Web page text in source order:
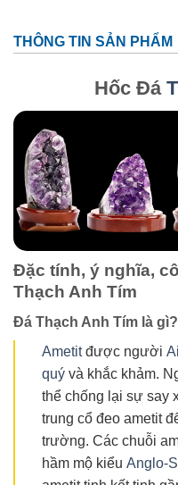
THÔNG TIN SẢN PHẨM
Hốc Đá
Đặc tính, ý nghĩa,
Thạch Anh Tím
Đá Thạch Anh Tím là gì?
Ametitđược người
quý và khắc khảm.
thể chống lại sự say
trung cổ đeo ametit
trường. Các chuỗi
hầm mộ kiểu Anglo-